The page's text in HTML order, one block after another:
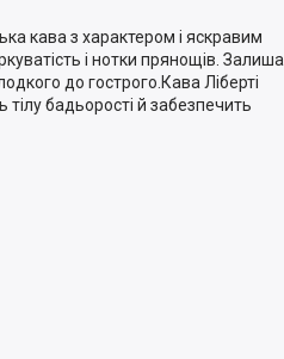
кава з характером і яскравим
і нотки прянощів.
до гострого.Кава Ліберті
бадьорості й забезпечить